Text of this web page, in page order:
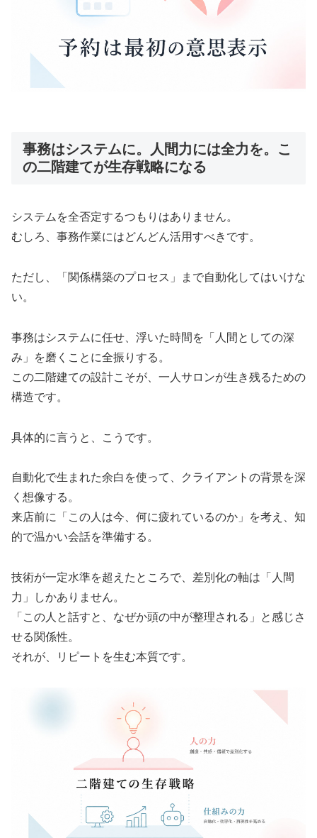
事務はシステムに。人間力には全力を。こ
の二階建てが生存戦略になる
システムを全否定するつもりはありません。
むしろ、事務作業にはどんどん活用すべきです。
ただし、「関係構築のプロセス」まで自動化してはいけな
い。
事務はシステムに任せ、浮いた時間を「人間としての深
み」を磨くことに全振りする。
この二階建ての設計こそが、一人サロンが生き残るための
構造です。
具体的に言うと、こうです。
自動化で生まれた余白を使って、クライアントの背景を深
く想像する。
来店前に「この人は今、何に疲れているのか」を考え、知
的で温かい会話を準備する。
技術が一定水準を超えたところで、差別化の軸は「人間
力」しかありません。
「この人と話すと、なぜか頭の中が整理される」と感じさ
せる関係性。
それが、リピートを生む本質です。